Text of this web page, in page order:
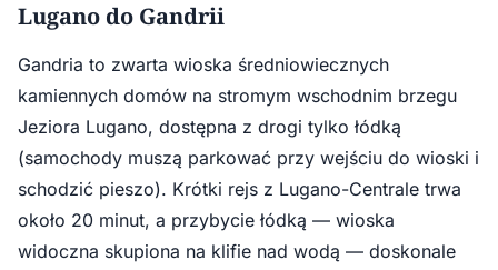
Lugano do Gandrii
Gandria to zwarta wioska średniowiecznych
kamiennych domów na stromym wschodnim brzegu
Jeziora Lugano, dostępna z drogi tylko łódką
(samochody muszą parkować przy wejściu do wioski i
schodzić pieszo). Krótki rejs z Lugano-Centrale trwa
około 20 minut, a przybycie łódką — wioska
widoczna skupiona na klifie nad wodą — doskonale